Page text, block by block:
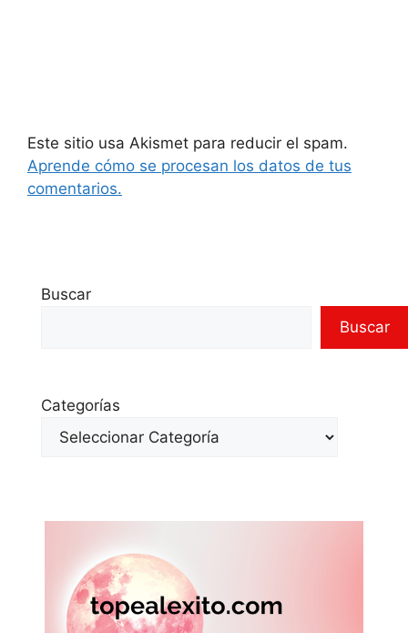
Este sitio usa Akismet para reducir el spam.
Aprende cómo se procesan los datos de tus
comentarios.
Buscar
Buscar
Categorías